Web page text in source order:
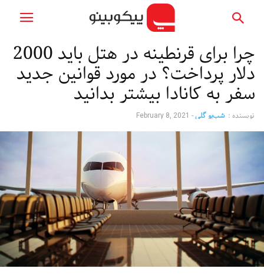
چرا برای قرنطینه در هتل باید 2000
دلار پرداخت؟ در مورد قوانین جدید
سفر به کانادا بیشتر بدانید
نویسنده : شب‌بو گلی-
February 8, 2021